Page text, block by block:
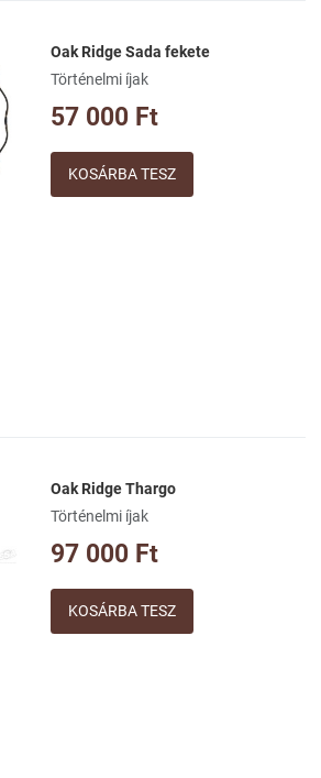
Kívánságlistához adom
Összehasonlításhoz adom
Gyorsnézet
Oak Ridge Sada fekete
Történelmi íjak
57 000 Ft
Mennyiség
Kívánságlistához adom
Összehasonlításhoz adom
Gyorsnézet
Oak Ridge Thargo
Történelmi íjak
97 000 Ft
Mennyiség